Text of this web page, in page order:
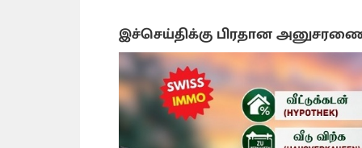
இச்செய்திக்கு பிரதான